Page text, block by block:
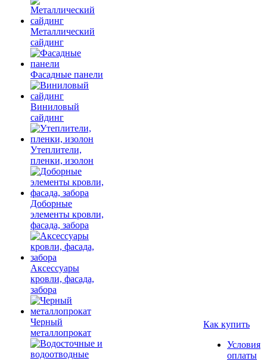
Металлический
сайдинг
Фасадные панели
Виниловый
сайдинг
Утеплители,
пленки, изолон
Доборные
элементы кровли,
фасада, забора
Аксессуары
кровли, фасада,
забора
Черный
металлопрокат
Как купить
Условия
оплаты